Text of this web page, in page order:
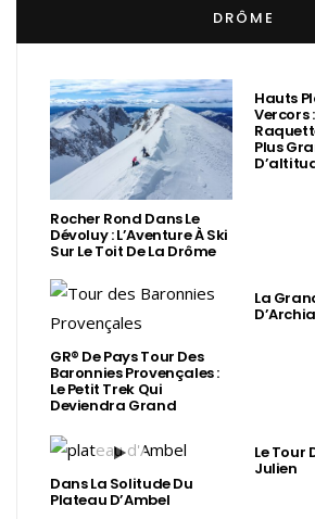
DRÔME
Rocher Rond Dans Le
Dévoluy : L’Aventure À Ski
Sur Le Toit De La Drôme
Hauts
Vercors
Plus
GR® De Pays Tour Des
Baronnies Provençales :
Le Petit Trek Qui
Deviendra Grand
La
Dans La Solitude Du
Plateau D’Ambel
Le Tour
Julien